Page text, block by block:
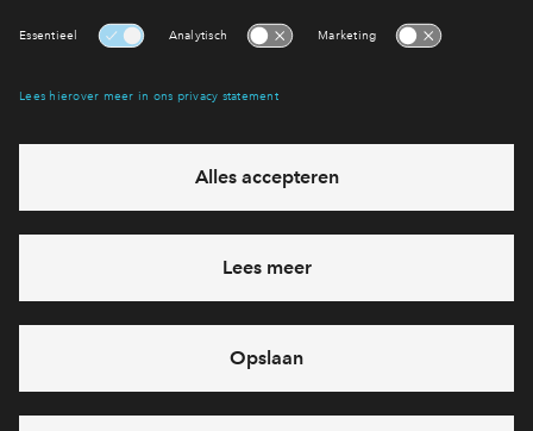
Brochure HVC
Tarieven Warmte En Koude Levering
Keukenbrochure Appartement Compact
Concept Bijdragen De Cacao
Ringers fase 1 Ringers fase
Interesse? Meld je dan snel aan